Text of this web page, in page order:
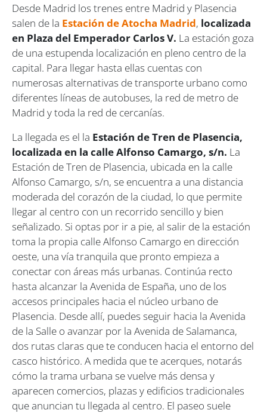
Desde Madrid los trenes entre Madrid y Plasencia
salen de la Estación de Atocha Madrid, localizada
en Plaza del Emperador Carlos V. La estación goza
de una estupenda localización en pleno centro de la
capital. Para llegar hasta ellas cuentas con
numerosas alternativas de transporte urbano como
diferentes líneas de autobuses, la red de metro de
Madrid y toda la red de cercanías.
La llegada es el la Estación de Tren de Plasencia,
localizada en la calle Alfonso Camargo, s/n. La
Estación de Tren de Plasencia, ubicada en la calle
Alfonso Camargo, s/n, se encuentra a una distancia
moderada del corazón de la ciudad, lo que permite
llegar al centro con un recorrido sencillo y bien
señalizado. Si optas por ir a pie, al salir de la estación
toma la propia calle Alfonso Camargo en dirección
oeste, una vía tranquila que pronto empieza a
conectar con áreas más urbanas. Continúa recto
hasta alcanzar la Avenida de España, uno de los
accesos principales hacia el núcleo urbano de
Plasencia. Desde allí, puedes seguir hacia la Avenida
de la Salle o avanzar por la Avenida de Salamanca,
dos rutas claras que te conducen hacia el entorno del
casco histórico. A medida que te acerques, notarás
cómo la trama urbana se vuelve más densa y
aparecen comercios, plazas y edificios tradicionales
que anuncian tu llegada al centro. El paseo suele